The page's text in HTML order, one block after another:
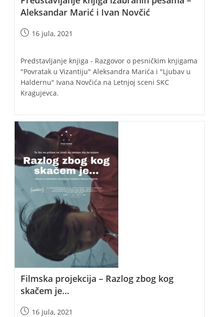
Aleksandar Marić i Ivan Novčić
Post16 jula, 2021
Predstavljanje knjiga - Razgovor o pesničkim knjigama
"Povratak u Vizantiju" Aleksandra Marića i "Ljubav u
Haldernu" Ivana Novčića na Letnjoj sceni SKC
Kragujevca.
Filmska projekcija – Razlog zbog kog
skačem je…
Post16 jula, 2021